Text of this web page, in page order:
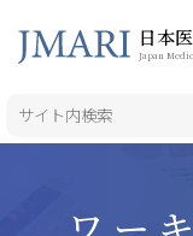
日本
Japan